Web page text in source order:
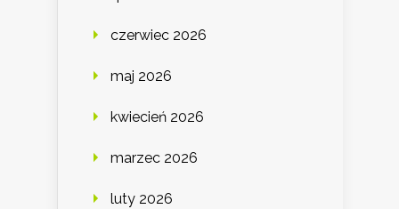
czerwiec 2026
maj 2026
kwiecień 2026
marzec 2026
luty 2026